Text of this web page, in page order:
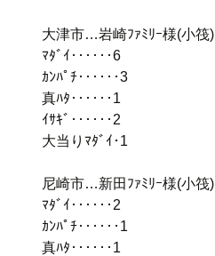
大津市…岩崎ﾌｧﾐﾘｰ様(小筏)
ﾏﾀﾞｲ‥‥‥6
ｶﾝﾊﾟﾁ‥‥‥3
真ﾊﾀ‥‥‥1
ｲｻｷﾞ‥‥‥2
大当りﾏﾀﾞｲ･1
尼崎市…新田ﾌｧﾐﾘｰ様(小筏)
ﾏﾀﾞｲ‥‥‥2
ｶﾝﾊﾟﾁ‥‥‥1
真ﾊﾀ‥‥‥1